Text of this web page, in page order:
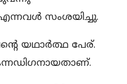
സംശയിച്ചു.
യഥാർത്ഥ പേര്.
കന്നഡിഗനായതാണ്.